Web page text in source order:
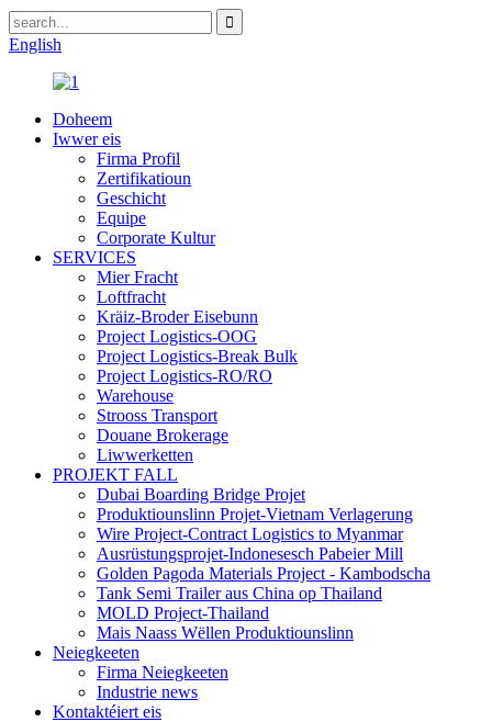
English
Doheem
Iwwer eis
Firma Profil
Zertifikatioun
Geschicht
Equipe
Corporate Kultur
SERVICES
Mier Fracht
Loftfracht
Kräiz-Broder Eisebunn
Project Logistics-OOG
Project Logistics-Break Bulk
Project Logistics-RO/RO
Warehouse
Strooss Transport
Douane Brokerage
Liwwerketten
PROJEKT FALL
Dubai Boarding Bridge Projet
Produktiounslinn Projet-Vietnam Verlagerung
Wire Project-Contract Logistics to Myanmar
Ausrüstungsprojet-Indonesesch Pabeier Mill
Golden Pagoda Materials Project - Kambodscha
Tank Semi Trailer aus China op Thailand
MOLD Project-Thailand
Mais Naass Wëllen Produktiounslinn
Neiegkeeten
Firma Neiegkeeten
Industrie news
Kontaktéiert eis